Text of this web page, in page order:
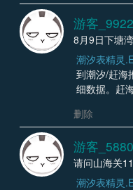
游客
8月9日下塘
潮汐表精灵
到潮汐/赶海
细数据。赶
删除
游客
请问山海关
潮汐表精灵